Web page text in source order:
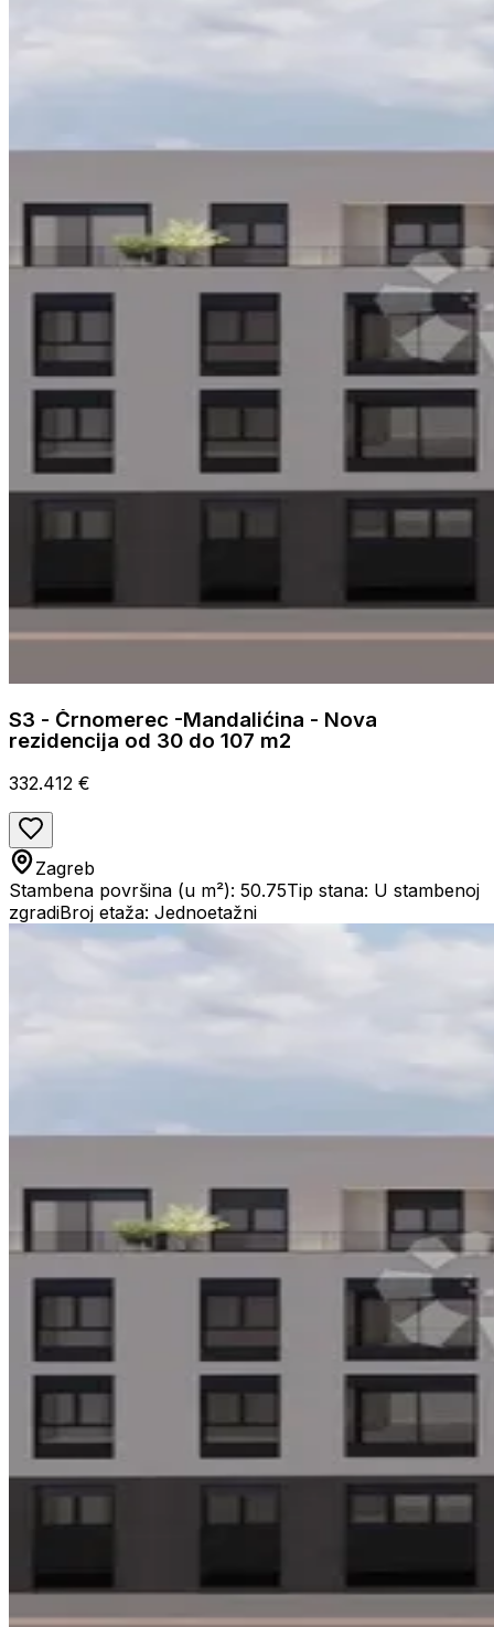
S3 - Črnomerec -Mandalićina - Nova
rezidencija od 30 do 107 m2
332.412 €
Zagreb
Stambena površina (u m²): 50.75Tip stana: U stambenoj
zgradiBroj etaža: Jednoetažni